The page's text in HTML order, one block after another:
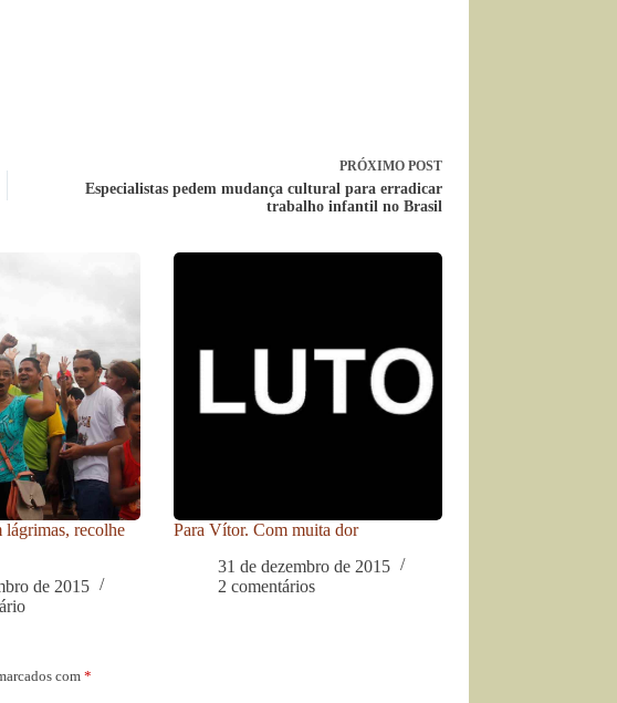
PRÓXIMO POST
Especialistas pedem mudança cultural para erradicar
trabalho infantil no Brasil
lágrimas, recolhe
de 2015
Para Vítor. Com muita dor
31 de dezembro de 2015
2 comentários
com *